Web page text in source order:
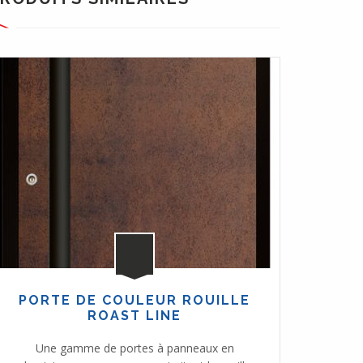
PORTE DE COULEUR ROUILLE
ROAST LINE
Une gamme de portes à panneaux en